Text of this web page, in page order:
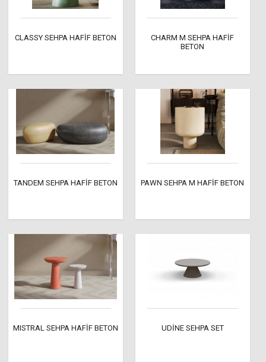
CLASSY SEHPA HAFİF BETON
CHARM M SEHPA HAFİF
BETON
TANDEM SEHPA HAFİF BETON PAWN SEHPA M HAFİF BETON
MISTRAL SEHPA HAFİF BETON UDİNE SEHPA SET